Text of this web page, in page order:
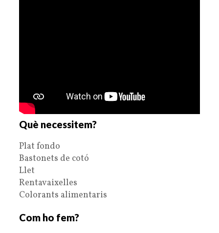
Què necessitem?
Plat fondo
Bastonets de cotó
Llet
Rentavaixelles
Colorants alimentaris
Com ho fem?